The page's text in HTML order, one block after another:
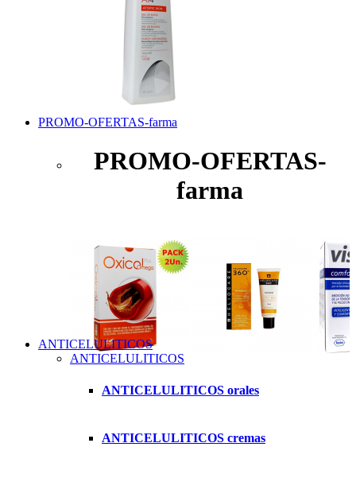
PROMO-OFERTAS-farma
PROMO-OFERTAS-
farma
ANTICELULITICOS
ANTICELULITICOS
ANTICELULITICOS orales
ANTICELULITICOS cremas